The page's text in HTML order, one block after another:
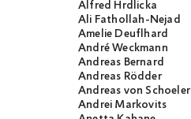
Alfred Hrdlicka
Ali Fathollah-Nejad
Amelie Deuflhard
André Weckmann
Andreas Bernard
Andreas Rödder
Andreas von Schoeler
Andrei Markovits